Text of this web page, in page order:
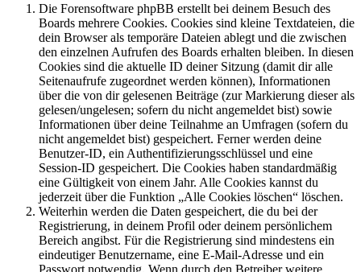
Die Forensoftware phpBB erstellt bei deinem Besuch des
Boards mehrere Cookies. Cookies sind kleine Textdateien, die
dein Browser als temporäre Dateien ablegt und die zwischen
den einzelnen Aufrufen des Boards erhalten bleiben. In diesen
Cookies sind die aktuelle ID deiner Sitzung (damit dir alle
Seitenaufrufe zugeordnet werden können), Informationen
über die von dir gelesenen Beiträge (zur Markierung dieser als
gelesen/ungelesen; sofern du nicht angemeldet bist) sowie
Informationen über deine Teilnahme an Umfragen (sofern du
nicht angemeldet bist) gespeichert. Ferner werden deine
Benutzer-ID, ein Authentifizierungsschlüssel und eine
Session-ID gespeichert. Die Cookies haben standardmäßig
eine Gültigkeit von einem Jahr. Alle Cookies kannst du
jederzeit über die Funktion „Alle Cookies löschen“ löschen.
Weiterhin werden die Daten gespeichert, die du bei der
Registrierung, in deinem Profil oder deinem persönlichem
Bereich angibst. Für die Registrierung sind mindestens ein
eindeutiger Benutzername, eine E-Mail-Adresse und ein
Passwort notwendig. Wenn durch den Betreiber weitere